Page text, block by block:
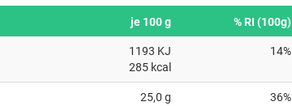
je 100 g % RI (100g)
1193 KJ
285 kcal
14%
25,0 g
36%